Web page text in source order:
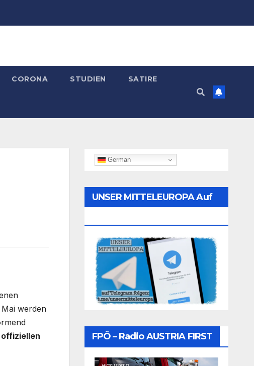
CORONA STUDIEN SATIRE
werden
German
UNSER MITTELEUROPA Auf
FPÖ – Radio AUSTRIA FIRST